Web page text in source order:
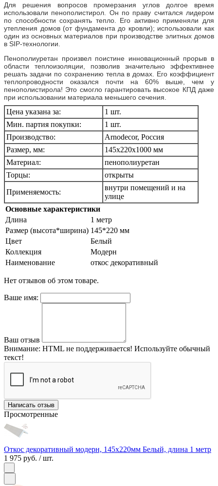
Для решения вопросов промерзания углов долгое время
использовали пенополистирол. Он по праву считался лидером
по способности сохранять тепло. Его активно применяли для
утепления домов (от фундамента до кровли); использовали как
один из основных материалов при производстве элитных домов
в SIP-технологии.
Пенополиуретан произвел поистине инновационный прорыв в
области теплоизоляции, позволив значительно эффективнее
решать задачи по сохранению тепла в домах. Его коэффициент
теплопроводности оказался почти на 60% выше, чем у
пенополистирола! Это смогло гарантировать высокое КПД даже
при использовании материала меньшего сечения.
Цена указана за:
1 шт.
Мин. партия покупки:
1 шт.
Производство:
Arnodecor, Россия
Размер, мм:
145х220х1000 мм
Материал:
пенополиуретан
Торцы:
открыты
Применяемость:
внутри помещений и на
улице
Основные характеристики
Длина
1 метр
Размер (высота*ширина) 145*220 мм
Цвет
Белый
Коллекция
Модерн
Наименование
откос декоративный
Нет отзывов об этом товаре.
Ваше имя:
Ваш отзыв
Внимание: HTML не поддерживается! Используйте обычный
текст!
Написать отзыв
Просмотренные
Откос декоративный модерн, 145х220мм Белый, длина 1 метр
1 975 руб. / шт.